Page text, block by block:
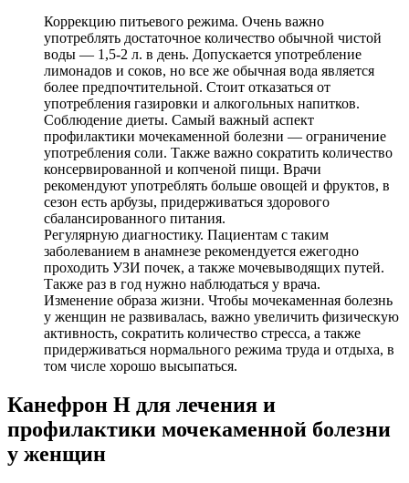
Коррекцию питьевого режима. Очень важно
употреблять достаточное количество обычной чистой
воды — 1,5-2 л. в день. Допускается употребление
лимонадов и соков, но все же обычная вода является
более предпочтительной. Стоит отказаться от
употребления газировки и алкогольных напитков.
Соблюдение диеты. Самый важный аспект
профилактики мочекаменной болезни — ограничение
употребления соли. Также важно сократить количество
консервированной и копченой пищи. Врачи
рекомендуют употреблять больше овощей и фруктов, в
сезон есть арбузы, придерживаться здорового
сбалансированного питания.
Регулярную диагностику. Пациентам с таким
заболеванием в анамнезе рекомендуется ежегодно
проходить УЗИ почек, а также мочевыводящих путей.
Также раз в год нужно наблюдаться у врача.
Изменение образа жизни. Чтобы мочекаменная болезнь
у женщин не развивалась, важно увеличить физическую
активность, сократить количество стресса, а также
придерживаться нормального режима труда и отдыха, в
том числе хорошо высыпаться.
Канефрон Н для лечения и
профилактики мочекаменной болезни
у женщин